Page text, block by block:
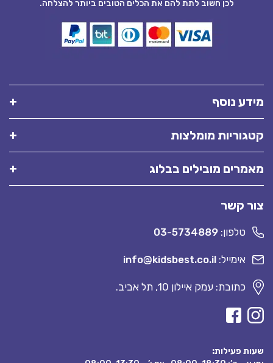
לכן חשוב לתת להם את הכלים הטובים ביותר להצלחה.
מידע נוסף
קטגוריות מומלצות
מאמרים מובילים בבלוג
צור קשר
טלפון: 03-5734889
אימייל: info@kidsbest.co.il
כתובת: עמק איילון 10, תל אביב.
שעות פעילות: